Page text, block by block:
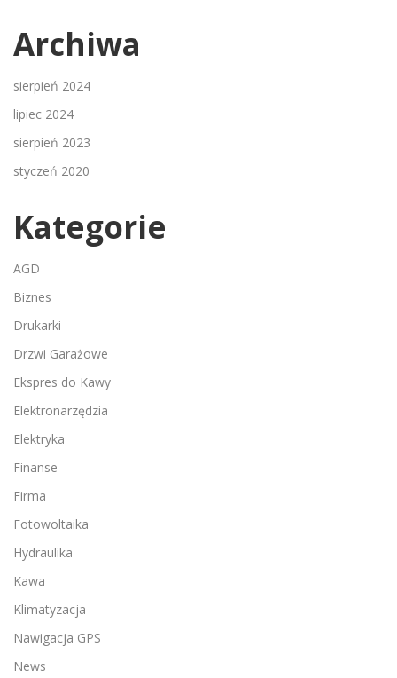
Archiwa
sierpień 2024
lipiec 2024
sierpień 2023
styczeń 2020
Kategorie
AGD
Biznes
Drukarki
Drzwi Garażowe
Ekspres do Kawy
Elektronarzędzia
Elektryka
Finanse
Firma
Fotowoltaika
Hydraulika
Kawa
Klimatyzacja
Nawigacja GPS
News